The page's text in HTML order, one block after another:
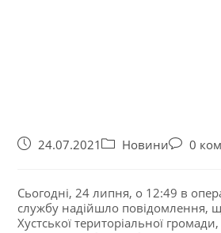
24.07.2021 Новини 0
Сьогодні, 24 липня, о 12:49 в
службу надійшло повідомлення,
Хустської територіальної